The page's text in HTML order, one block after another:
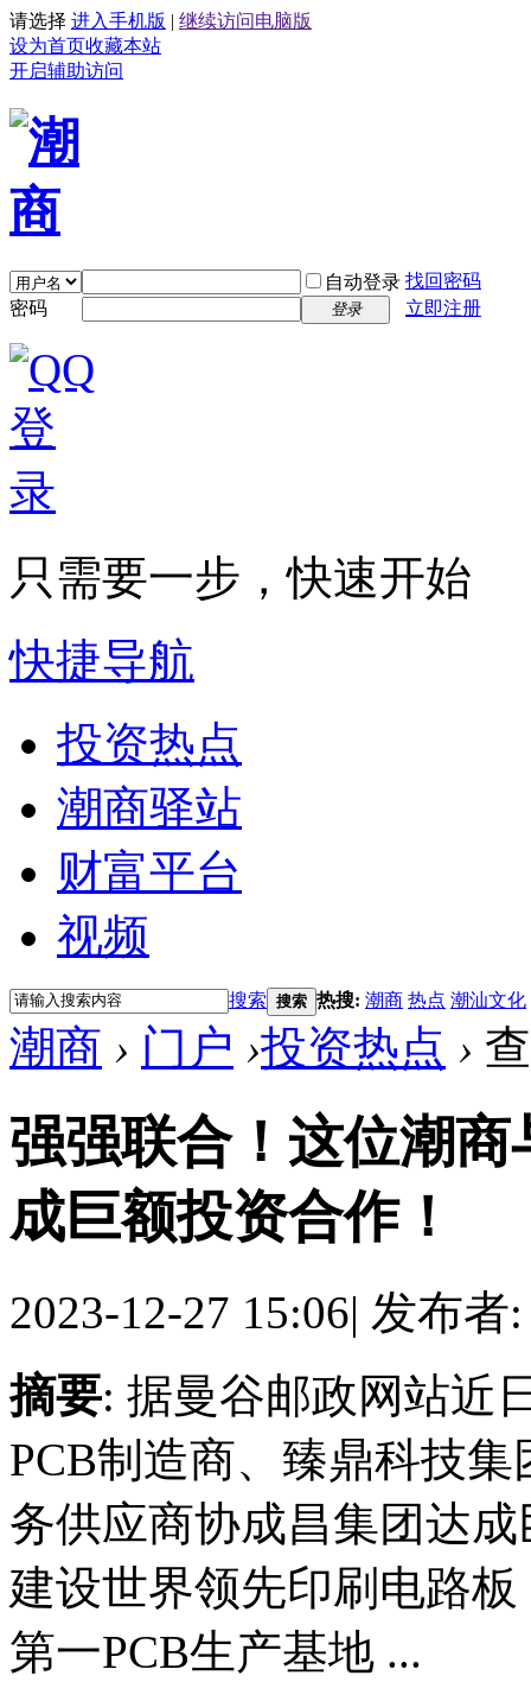
请选择 进入手机版 | 继续访问电脑版
设为首页收藏本站
开启辅助访问
自动登录 找回密码
密码
登录 立即注册
只需要一步，快速开始
快捷导航
投资热点
潮商驿站
财富平台
视频
搜索 搜索 热搜: 潮商 热点 潮汕文化
潮商 › 门户 ›投资热点 ›
强强联合！这位潮
成巨额投资合作！
2023-12-27 15:06| 发布者
摘要: 据曼谷邮政网站近
PCB制造商、臻鼎科技
务供应商协成昌集团达
建设世界领先印刷电路
第一PCB生产基地 ...